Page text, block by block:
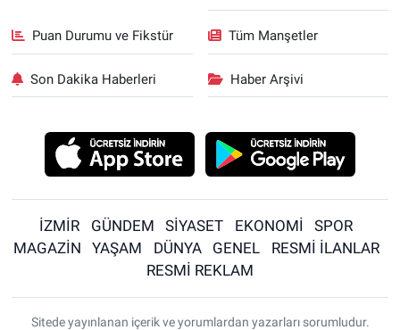
Puan Durumu ve Fikstür Tüm Manşetler
Son Dakika Haberleri Haber Arşivi
İZMİR GÜNDEM SİYASET EKONOMİ
SPOR
MAGAZİN
YAŞAM DÜNYA GENEL
RESMİ İLANLAR
RESMİ REKLAM
Sitede yayınlanan içerik ve yorumlardan yazarları sorumludur.